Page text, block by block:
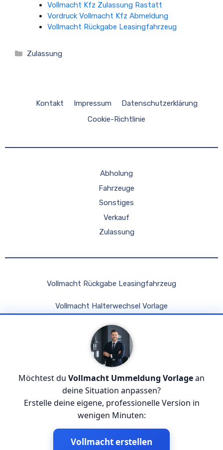
Vollmacht Kfz Zulassung Rastatt
Vordruck Vollmacht Kfz Abmeldung
Vollmacht Rückgabe Leasingfahrzeug
Kategorien
Zulassung
Kontakt Impressum
Datenschutzerklärung
Cookie-Richtlinie
Abholung
Fahrzeuge
Sonstiges
Verkauf
Zulassung
Vollmacht Rückgabe Leasingfahrzeug
Vollmacht Halterwechsel Vorlage
Vollmacht Kfz Fahren Im Ausland Adac
Vollmacht Fahrzeugbrief Abholen
Möchtest du Vollmacht Ummeldung Vorlagean
deine Situation anpassen?
Erstelle deine eigene, professionelle Version in
wenigen Minuten:
Vollmacht erstellen